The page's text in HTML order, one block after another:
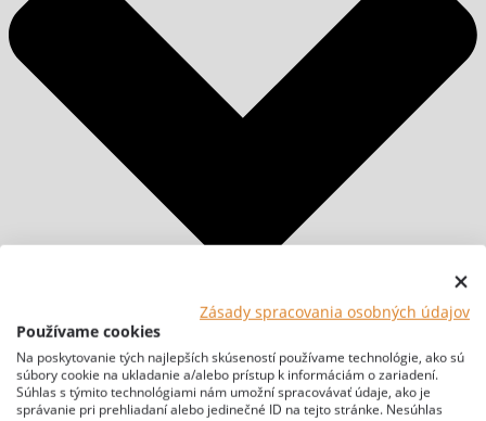
Zásady spracovania osobných údajov
Používame cookies
Na poskytovanie tých najlepších skúseností používame technológie, ako sú
súbory cookie na ukladanie a/alebo prístup k informáciám o zariadení.
Súhlas s týmito technológiami nám umožní spracovávať údaje, ako je
správanie pri prehliadaní alebo jedinečné ID na tejto stránke. Nesúhlas